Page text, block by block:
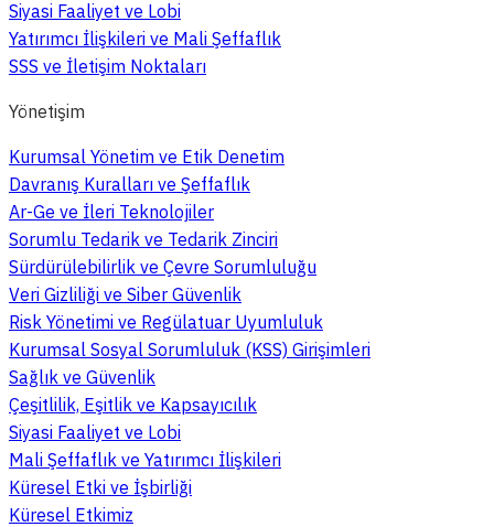
Siyasi Faaliyet ve Lobi
Yatırımcı İlişkileri ve Mali Şeffaflık
SSS ve İletişim Noktaları
Yönetişim
Kurumsal Yönetim ve Etik Denetim
Davranış Kuralları ve Şeffaflık
Ar-Ge ve İleri Teknolojiler
Sorumlu Tedarik ve Tedarik Zinciri
Sürdürülebilirlik ve Çevre Sorumluluğu
Veri Gizliliği ve Siber Güvenlik
Risk Yönetimi ve Regülatuar Uyumluluk
Kurumsal Sosyal Sorumluluk (KSS) Girişimleri
Sağlık ve Güvenlik
Çeşitlilik, Eşitlik ve Kapsayıcılık
Siyasi Faaliyet ve Lobi
Mali Şeffaflık ve Yatırımcı İlişkileri
Küresel Etki ve İşbirliği
Küresel Etkimiz